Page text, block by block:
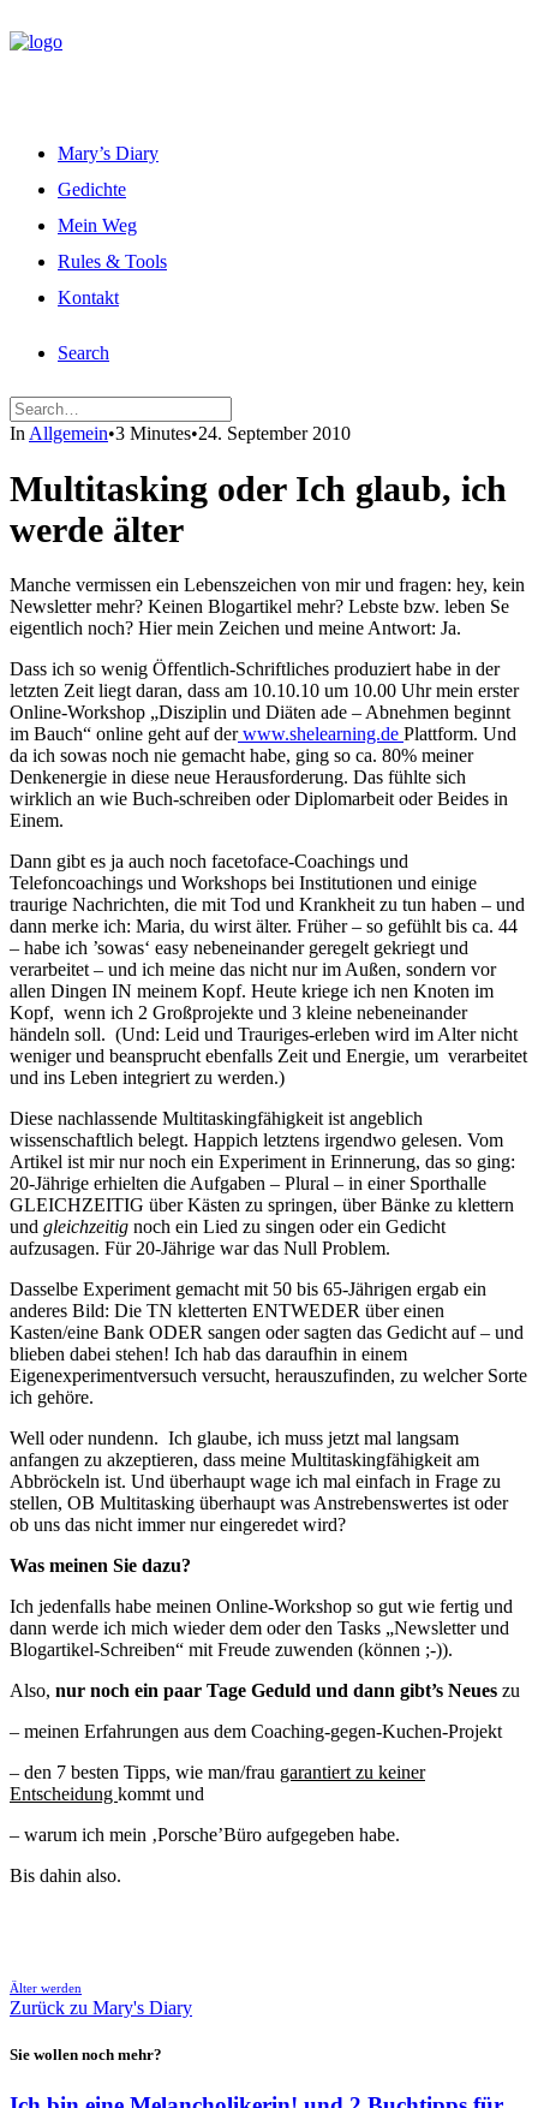
Mary’s Diary
Gedichte
Mein Weg
Rules & Tools
Kontakt
Search
In Allgemein•3 Minutes•24. September 2010
Multitasking oder Ich glaub, ich
werde älter
Manche vermissen ein Lebenszeichen von mir und fragen: hey, kein
Newsletter mehr? Keinen Blogartikel mehr? Lebste bzw. leben Se
eigentlich noch? Hier mein Zeichen und meine Antwort: Ja.
Dass ich so wenig Öffentlich-Schriftliches produziert habe in der
letzten Zeit liegt daran, dass am 10.10.10 um 10.00 Uhr mein erster
Online-Workshop „Disziplin und Diäten ade – Abnehmen beginnt
im Bauch“ online geht auf derwww.shelearning.de Plattform. Und
da ich sowas noch nie gemacht habe, ging so ca. 80% meiner
Denkenergie in diese neue Herausforderung. Das fühlte sich
wirklich an wie Buch-schreiben oder Diplomarbeit oder Beides in
Einem.
Dann gibt es ja auch noch facetoface-Coachings und
Telefoncoachings und Workshops bei Institutionen und einige
traurige Nachrichten, die mit Tod und Krankheit zu tun haben – und
dann merke ich: Maria, du wirst älter. Früher – so gefühlt bis ca. 44
– habe ich ’sowas‘ easy nebeneinander geregelt gekriegt und
verarbeitet – und ich meine das nicht nur im Außen, sondern vor
allen Dingen IN meinem Kopf. Heute kriege ich nen Knoten im
Kopf, wenn ich 2 Großprojekte und 3 kleine nebeneinander
händeln soll. (Und: Leid und Trauriges-erleben wird im Alter nicht
weniger und beansprucht ebenfalls Zeit und Energie, um verarbeitet
und ins Leben integriert zu werden.)
Diese nachlassende Multitaskingfähigkeit ist angeblich
wissenschaftlich belegt. Happich letztens irgendwo gelesen. Vom
Artikel ist mir nur noch ein Experiment in Erinnerung, das so ging:
20-Jährige erhielten die Aufgaben – Plural – in einer Sporthalle
GLEICHZEITIG über Kästen zu springen, über Bänke zu klettern
und gleichzeitig noch ein Lied zu singen oder ein Gedicht
aufzusagen. Für 20-Jährige war das Null Problem.
Dasselbe Experiment gemacht mit 50 bis 65-Jährigen ergab ein
anderes Bild: Die TN kletterten ENTWEDER über einen
Kasten/eine Bank ODER sangen oder sagten das Gedicht auf – und
blieben dabei stehen! Ich hab das daraufhin in einem
Eigenexperimentversuch versucht, herauszufinden, zu welcher Sorte
ich gehöre.
Well oder nundenn. Ich glaube, ich muss jetzt mal langsam
anfangen zu akzeptieren, dass meine Multitaskingfähigkeit am
Abbröckeln ist. Und überhaupt wage ich mal einfach in Frage zu
stellen, OB Multitasking überhaupt was Anstrebenswertes ist oder
ob uns das nicht immer nur eingeredet wird?
Was meinen Sie dazu?
Ich jedenfalls habe meinen Online-Workshop so gut wie fertig und
dann werde ich mich wieder dem oder den Tasks „Newsletter und
Blogartikel-Schreiben“ mit Freude zuwenden (können ;-)).
Also, nur noch ein paar Tage Geduld und dann gibt’s Neues zu
– meinen Erfahrungen aus dem Coaching-gegen-Kuchen-Projekt
– den 7 besten Tipps, wie man/frau garantiert zu keiner
Entscheidung kommt und
– warum ich mein ‚Porsche’Büro aufgegeben habe.
Bis dahin also.
Älter werden
Zurück zu Mary's Diary
Sie wollen noch mehr?